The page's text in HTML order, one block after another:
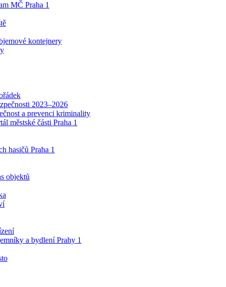
MČ Praha 1
kontejnery
2023–2026
a prevenci kriminality
městské části Praha 1
hasičů Praha 1
objektů
a bydlení Prahy 1